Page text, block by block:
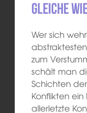
Gleiche
Wer sich
zum
schält man
Schichten
Konflikten
allerletzte